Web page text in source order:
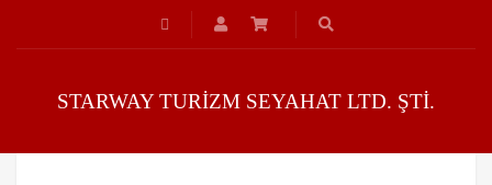
STARWAY TURİZM SEYAHAT LTD. ŞTİ.